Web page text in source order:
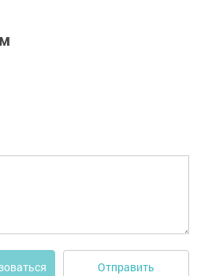
Отправить